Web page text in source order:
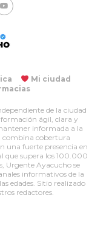
Mi ciudad
de la ciudad
ágil, clara y
informada a la
combina cobertura
una fuerte presencia en
que supera los 100.000
Urgente Ayacucho se
informativos de la
edades. Sitio realizado
redactores.